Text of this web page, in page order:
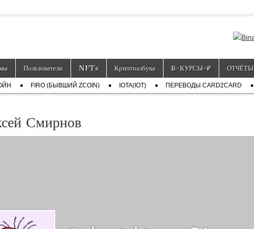
Пользователи NFTs Криптоазбука Ƀ-КУРСЫ-₽ ОТЧЁТЫ
FIRO (БЫВШИЙ ZCOIN) IOTA(IOT) ПЕРЕВОДЫ CARD2CARD
Смирнов